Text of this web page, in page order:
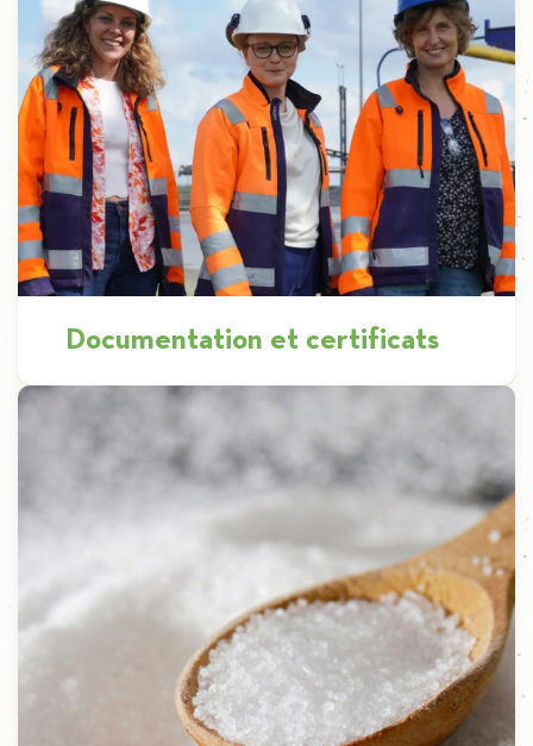
Documentation et certificats
Des produits de première qualité Quelque soit
le produit que vous désirez chez Iscal, il viendra
accompagné de son lot […]